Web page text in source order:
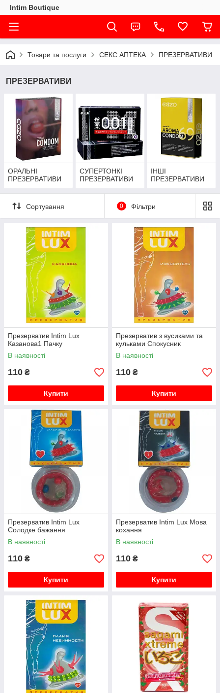
Intim Boutique
Товари та послуги СЕКС АПТЕКА ПРЕЗЕРВАТИВИ
ПРЕЗЕРВАТИВИ
ОРАЛЬНІ
ПРЕЗЕРВАТИВИ
СУПЕРТОНКІ
ПРЕЗЕРВАТИВИ
ІНШІ
ПРЕЗЕРВАТИВИ
Сортування 0 Фільтри
Презерватив Intim Lux
Казанова1 Пачку
В наявності
110 ₴
Купити
Презерватив з вусиками та
кульками Спокусник
В наявності
110 ₴
Купити
Презерватив Intim Lux
Солодке бажання
В наявності
110 ₴
Купити
Презерватив Intim Lux Мова
кохання
В наявності
110 ₴
Купити